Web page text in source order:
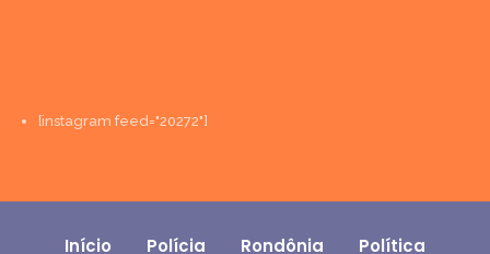
[instagram feed="20272"]
Início Polícia Rondônia Política